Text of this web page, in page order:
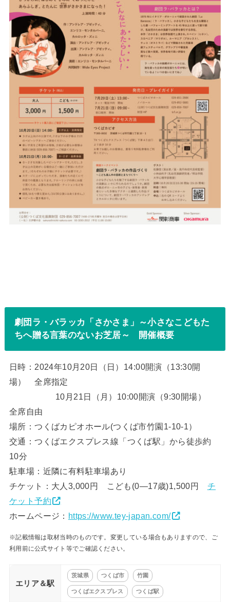
劇団ラ・バラッカ「さかさま」～小さなこどもた
ちへ贈る言葉のないお芝居～ 開催概要
日時：2024年10月20日（日）14:00開演（13:30開
場） 全席指定
10月21日（月）10:00開演（9:30開場）
全席自由
場所：つくばカピオホール(つくば市竹園1-10-1）
交通：つくばエクスプレス線「つくば駅」から徒歩約
10分
駐車場：近隣に有料駐車場あり
チケット：大人3,000円 こども(0―17歳)1,500円 チ
ケット予約
ホームページ： https://www.tey-japan.com/
※記載情報は取材当時のものです。変更している場合もありますので、ご
利用前に公式サイト等でご確認ください。
エリア＆駅
茨城県 つくば市 竹園
つくばエクスプレス つくば駅